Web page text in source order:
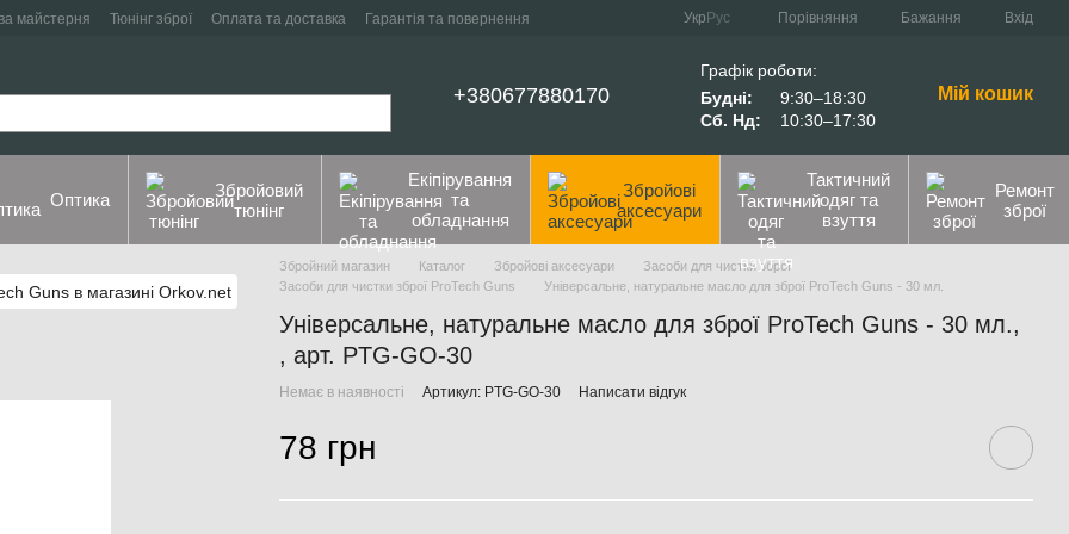
майстерня Тюнінг зброї Оплата та доставка
Гарантія та повернення
Укр Рус Порівняння Бажання Вхід
+380677880170
Графік роботи:
Будні:
9:30–18:30
Сб. Нд:
10:30–17:30
Мій кошик
Оптика
Збройовий
тюнінг
Екіпірування
та
обладнання
Збройові
аксесуари
Тактичний
одяг та
взуття
Ремонт
зброї
Збройний магазин Каталог Збройові аксесуари
Засоби для чистки зброї
Засоби для чистки зброї ProTech Guns
Універсальне, натуральне масло для зброї ProTech Guns - 30 мл.
Універсальне, натуральне масло для зброї ProTech Guns - 30 мл.,
, арт. PTG-GO-30
Немає в наявності Артикул: PTG-GO-30 Написати відгук
78 грн